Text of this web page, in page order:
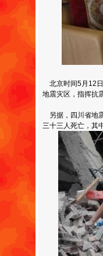
北京时间5月12
地震灾区，指挥抗
另据，四川省地
三十三人死亡，其